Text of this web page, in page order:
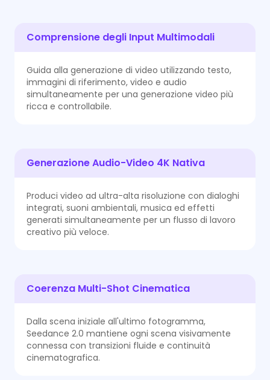
App
Aggiorna ora
Comprensione degli Input Multimodali
Guida alla generazione di video utilizzando testo,
immagini di riferimento, video e audio
simultaneamente per una generazione video più
ricca e controllabile.
Generazione Audio-Video 4K Nativa
Produci video ad ultra-alta risoluzione con dialoghi
integrati, suoni ambientali, musica ed effetti
generati simultaneamente per un flusso di lavoro
creativo più veloce.
Coerenza Multi-Shot Cinematica
Dalla scena iniziale all'ultimo fotogramma,
Seedance 2.0 mantiene ogni scena visivamente
connessa con transizioni fluide e continuità
cinematografica.